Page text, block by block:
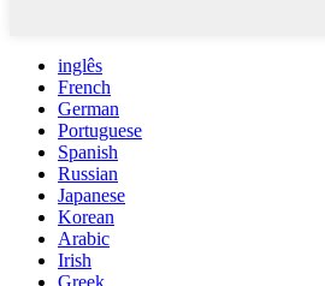
inglês
French
German
Portuguese
Spanish
Russian
Japanese
Korean
Arabic
Irish
Greek